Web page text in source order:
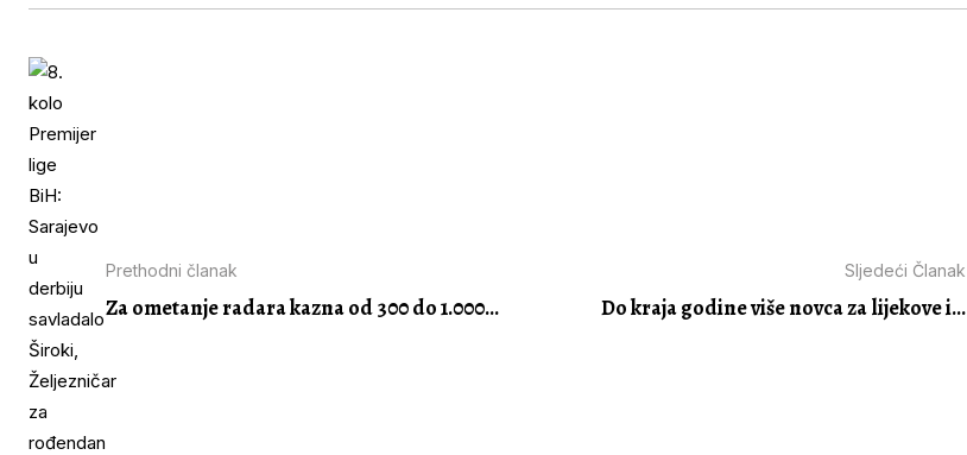
Prethodni članak
Za ometanje radara kazna od 300 do 1.000...
Sljedeći Članak
Do kraja godine više novca za lijekove i...